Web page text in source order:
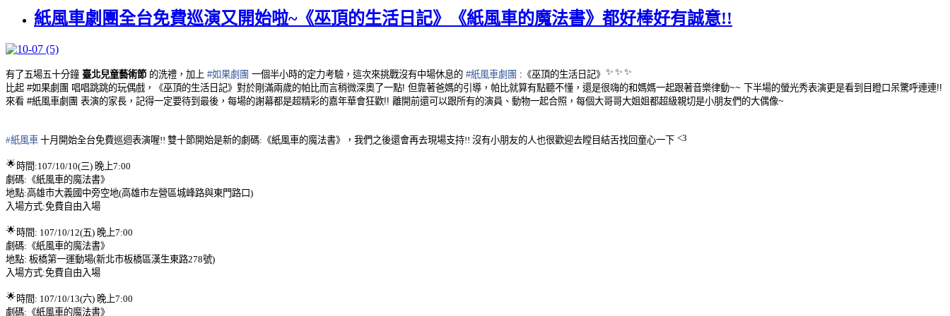
紙風車劇團全台免費巡演又開始啦~《巫頂的生活日記》《紙風車的魔法書》都好棒好有誠意!!
有了五場五十分鐘 臺北兒童藝術節的洗禮，加上 #如果劇團 一個半小時的定力考驗，這次來挑戰沒有中場休息的 #紙風車劇團 :《巫頂的生活日記》 ✨ ✨ ✨
比起 #如果劇團 唱唱跳跳的玩偶戲，《巫頂的生活日記》對於剛滿兩歲的帕 比而言稍微深奧了一點! 但靠著爸媽的引導，帕比就算有點聽不懂，還是很嗨的和媽媽一起跟著音樂律動~~ 下半場的螢光秀表演更是看到目瞪口呆驚呼連連!!
來看 #紙風車劇團 表演的家長，記得一定要待到最後，每場的謝幕都是超精彩的嘉年華會狂歡!! 離開前還可以跟所有的演員、動物一起合照，每個大哥哥大姐姐都超級親切是小朋友們的大偶像~
#紙風車 十月開始全台免費巡迴表演喔!! 雙十節開始是新的劇碼:《紙風車的魔法書》，我們之後還會再去現場支持!! 沒有小朋友的人也很歡迎去瞠目結舌找回童心一下 <3
🌟 時間:107/10/10(三) 晚上7:00
劇碼:《紙風車的魔法書》
地點:高雄市大義國中旁空地(高雄市左營區城峰路與東門路口)
入場方式:免費自由入場
🌟 時間: 107/10/12(五) 晚上7:00
劇碼:《紙風車的魔法書》
地點: 板橋第一運動場(新北市板橋區漢生東路278號)
入場方式:免費自由入場
🌟 時間: 107/10/13(六) 晚上7:00
劇碼:《紙風車的魔法書》